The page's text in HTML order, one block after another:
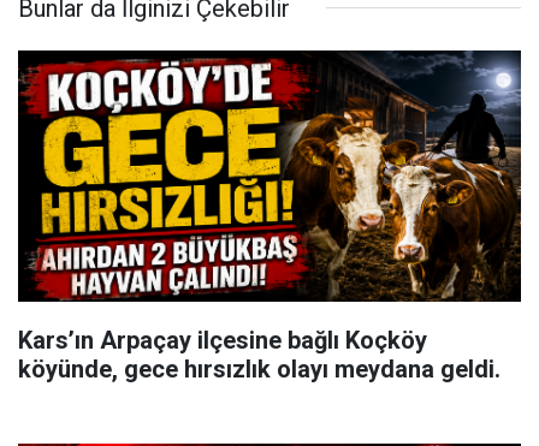
Bunlar da İlginizi Çekebilir
Kars’ın Arpaçay ilçesine bağlı Koçköy
köyünde, gece hırsızlık olayı meydana geldi.